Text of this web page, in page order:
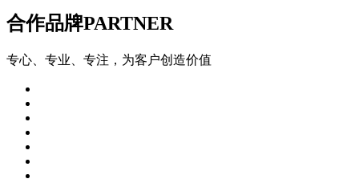
合作品牌PARTNER
专心、专业、专注，为客户创造价值